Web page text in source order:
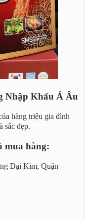
Nhập Khẩu Á Âu
hàng triệu gia đình
sắc đẹp.
mua hàng:
Đại Kim, Quận